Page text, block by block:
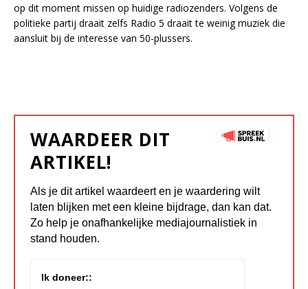
op dit moment missen op huidige radiozenders. Volgens de
politieke partij draait zelfs Radio 5 draait te weinig muziek die
aansluit bij de interesse van 50-plussers.
WAARDEER DIT
ARTIKEL!
Als je dit artikel waardeert en je waardering wilt
laten blijken met een kleine bijdrage, dan kan dat.
Zo help je onafhankelijke mediajournalistiek in
stand houden.
Ik doneer::